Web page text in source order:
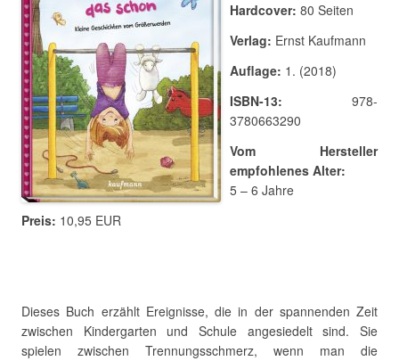
Hardcover: 80 Seiten
Verlag: Ernst Kaufmann
Auflage: 1. (2018)
ISBN-13: 978-
3780663290
Vom Hersteller
empfohlenes Alter:
5 – 6 Jahre
Preis: 10,95 EUR
Dieses Buch erzählt Ereignisse, die in der spannenden Zeit
zwischen Kindergarten und Schule angesiedelt sind. Sie
spielen zwischen Trennungsschmerz, wenn man die